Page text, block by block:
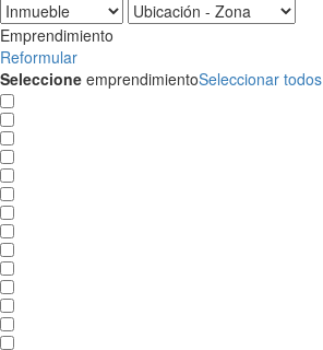
Emprendimiento
Reformular
Seleccione emprendimientoSeleccionar todos